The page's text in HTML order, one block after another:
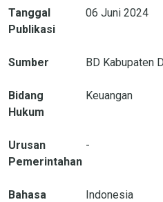
Tanggal
Publikasi
06 Juni 2024
Sumber BD Kabupaten
Bidang
Hukum
Keuangan
Urusan
Pemerintahan
-
Bahasa Indonesia